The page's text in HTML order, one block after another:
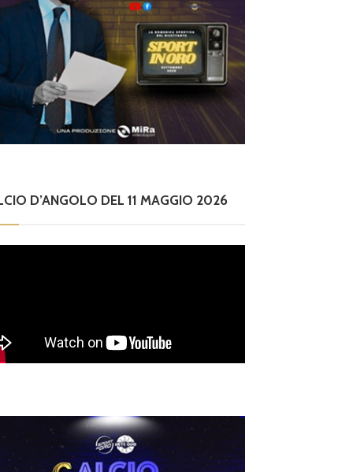
D’ANGOLO DEL 11 MAGGIO 2026